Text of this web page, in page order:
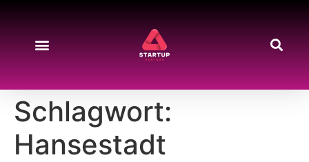
Schlagwort:
Hansestadt